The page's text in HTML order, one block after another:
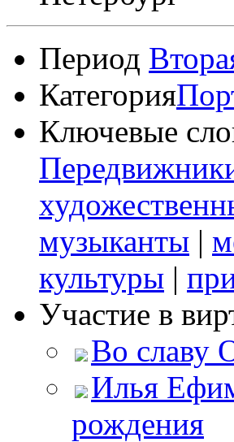
Период
Категория
Ключевые
музыканты |
культуры |
Участие в
Во славу
Илья
рождения